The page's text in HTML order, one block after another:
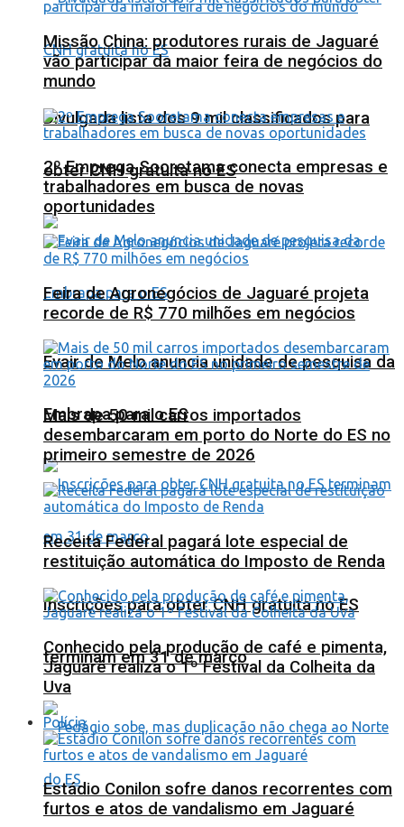
Divulgada lista dos 9 mil classificados para
obter CNH gratuita no ES
Evair de Melo anuncia unidade de pesquisa da
Embrapa para o ES
Inscrições para obter CNH gratuita no ES
terminam em 31 de março
Missão China: produtores rurais de Jaguaré
vão participar da maior feira de negócios do
mundo
2º Emprega Sooretama conecta empresas e
trabalhadores em busca de novas
oportunidades
Feira de Agronegócios de Jaguaré projeta
recorde de R$ 770 milhões em negócios
Mais de 50 mil carros importados
desembarcaram em porto do Norte do ES no
primeiro semestre de 2026
Receita Federal pagará lote especial de
restituição automática do Imposto de Renda
Conhecido pela produção de café e pimenta,
Jaguaré realiza o 1º Festival da Colheita da
Uva
Polícia
Estádio Conilon sofre danos recorrentes com
furtos e atos de vandalismo em Jaguaré